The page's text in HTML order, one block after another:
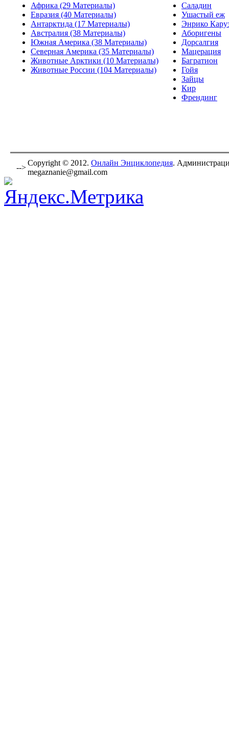
Африка (29 Материалы)
Евразия (40 Материалы)
Антарктида (17 Материалы)
Австралия (38 Материалы)
Южная Америка (38 Материалы)
Северная Америка (35 Материалы)
Животные Арктики (10 Материалы)
Животные России (104 Материалы)
Саладин
Ушастый еж
Энрико
Аборигены
Дорсалгия
Мацерация
Багратион
Гойя
Зайцы
Кир
Френдинг
-->
Copyright © 2012. Онлайн Энциклопедия.
megaznanie@gmail.com